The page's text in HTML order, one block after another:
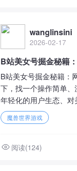
wanglinsini
2026-02-17
B站美女号掘金秘籍
B站美女号掘金秘籍：
下，找一个操作简单
年轻化的用户生态、
魔兽世界游戏
阅读(124)